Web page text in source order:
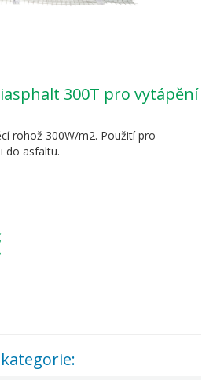
rohož 300W/m2. Použití pro
do asfaltu.